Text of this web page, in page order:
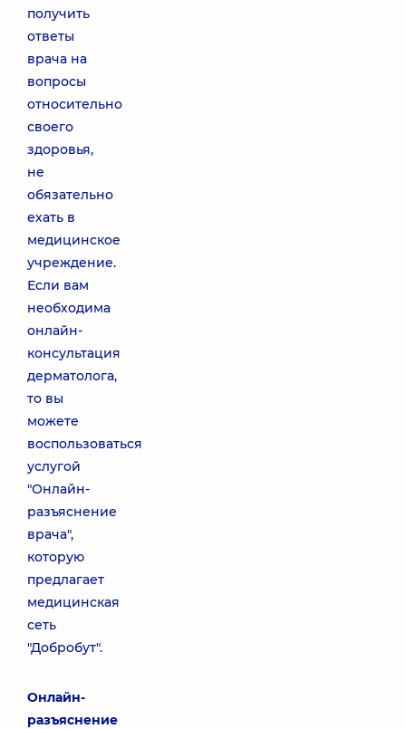
получить
ответы
врача на
вопросы
относительно
своего
здоровья,
не
обязательно
ехать в
медицинское
учреждение.
Если вам
необходима
онлайн-
консультация
дерматолога,
то вы
можете
воспользоваться
услугой
"Онлайн-
разъяснение
врача",
которую
предлагает
медицинская
сеть
"Добробут".
Онлайн-
разъяснение